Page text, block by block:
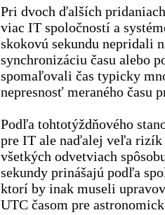
Pri dvoch ďalších
viac IT spoločností a
skokovú sekundu nepridali
synchronizáciu času alebo
spomaľovali čas typicky
nepresnosť meraného času
Podľa tohtotýždňového
pre IT ale naďalej veľa rizík
všetkých odvetviach
sekundy prinášajú podľa
ktorí by inak museli
UTC časom pre